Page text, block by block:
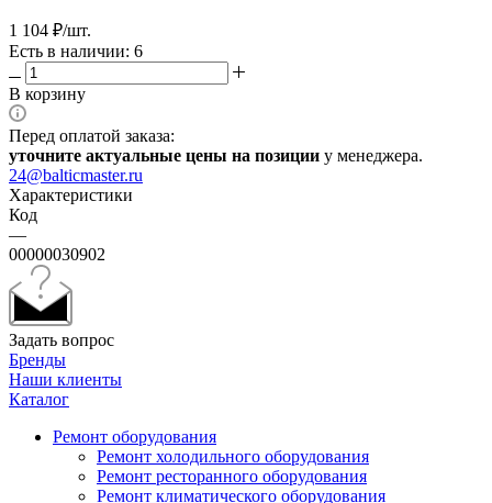
1 104 ₽/шт.
Есть в наличии: 6
В корзину
Перед оплатой заказа:
уточните актуальные цены на позиции у менеджера.
24@balticmaster.ru
Характеристики
Код
—
00000030902
Задать вопрос
Бренды
Наши клиенты
Каталог
Ремонт оборудования
Ремонт холодильного оборудования
Ремонт ресторанного оборудования
Ремонт климатического оборудования